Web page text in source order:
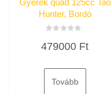
Gyerek quad 125cc Tao
Hunter, Bordó
0
479000 Ft
Tovább